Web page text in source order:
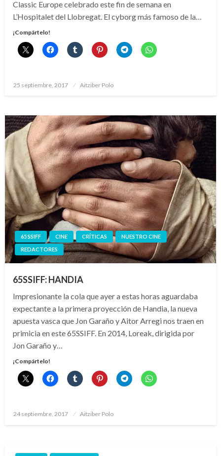
Classic Europe celebrado este fin de semana en
L’Hospitalet del Llobregat. El cyborg más famoso de la…
¡Compártelo!
Publicado
25 septiembre, 2017 Aitziber Polo
65 SSIFF CINE CRÍTICAS
NUESTRO CINE
REDACTORES
65SSIFF: HANDIA
Impresionante la cola que ayer a estas horas aguardaba
expectante a la primera proyección de Handia, la nueva
apuesta vasca que Jon Garaño y Aitor Arregi nos traen en
primicia en este 65SSIFF. En 2014, Loreak, dirigida por
Jon Garaño y…
¡Compártelo!
Publicado
24 septiembre, 2017 Aitziber Polo